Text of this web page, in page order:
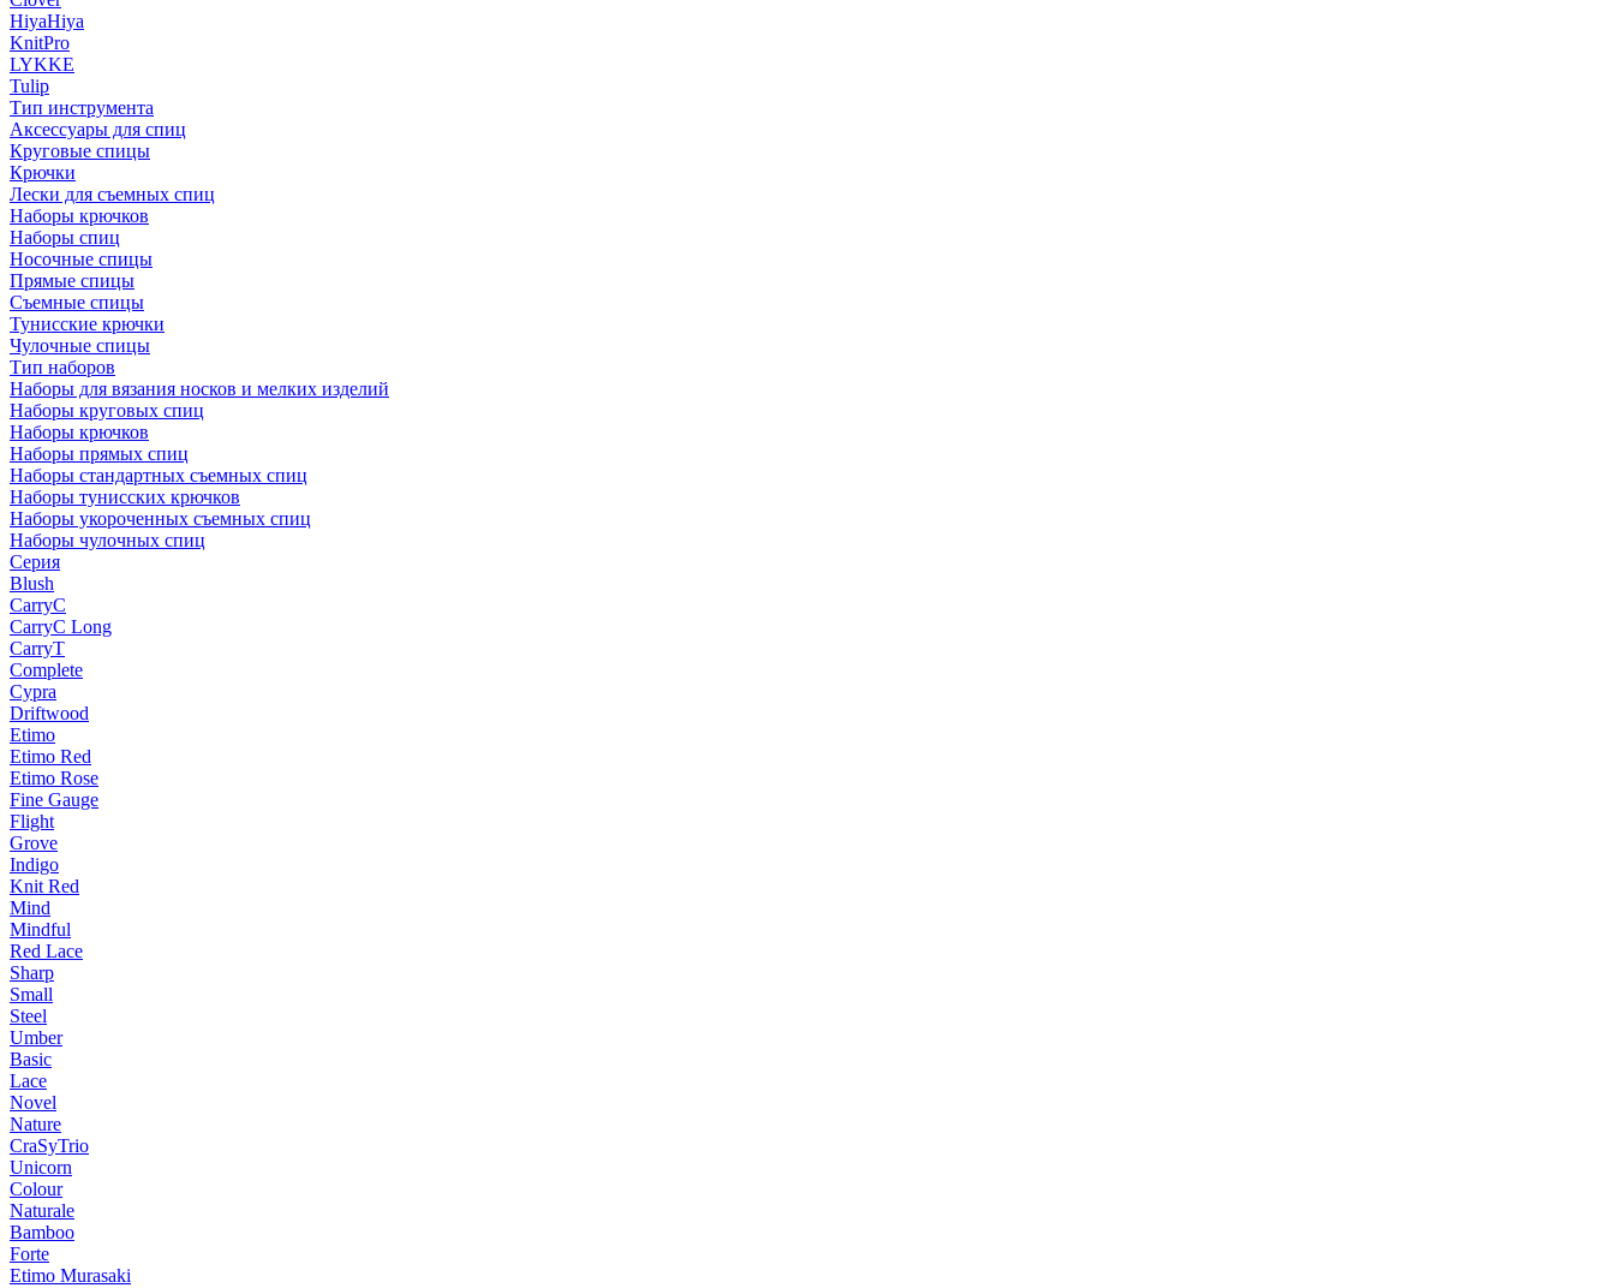
HiyaHiya
KnitPro
LYKKE
Tulip
Тип инструмента
Аксессуары для спиц
Круговые спицы
Крючки
Лески для съемных спиц
Наборы крючков
Наборы спиц
Носочные спицы
Прямые спицы
Съемные спицы
Тунисские крючки
Чулочные спицы
Тип наборов
Наборы для вязания носков и мелких изделий
Наборы круговых спиц
Наборы крючков
Наборы прямых спиц
Наборы стандартных съемных спиц
Наборы тунисских крючков
Наборы укороченных съемных спиц
Наборы чулочных спиц
Серия
Blush
CarryC
CarryC Long
CarryT
Complete
Cypra
Driftwood
Etimo
Etimo Red
Etimo Rose
Fine Gauge
Flight
Grove
Indigo
Knit Red
Mind
Mindful
Red Lace
Sharp
Small
Steel
Umber
Basic
Lace
Novel
Nature
CraSyTrio
Unicorn
Colour
Naturale
Bamboo
Forte
Etimo Murasaki